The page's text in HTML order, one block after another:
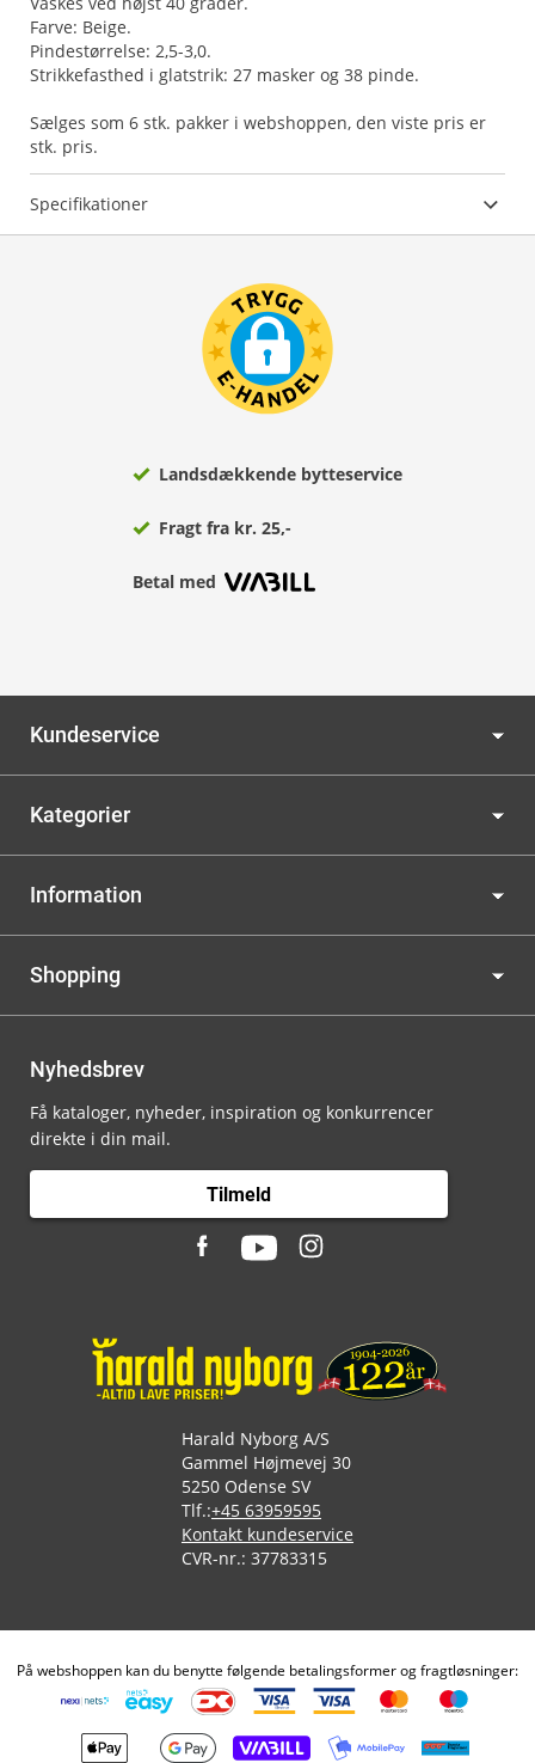
Farve: Beige.
Pindestørrelse: 2,5-3,0.
Strikkefasthed i glatstrik: 27 masker og 38 pinde.
Sælges som 6 stk. pakker i webshoppen, den viste pris er
stk. pris.
Specifikationer
Landsdækkende bytteservice
Fragt fra kr. 25,-
Betal med
Kundeservice
Kategorier
Information
Shopping
Nyhedsbrev
Få kataloger, nyheder, inspiration og konkurrencer
direkte i din mail.
Tilmeld
Harald Nyborg A/S
Gammel Højmevej 30
5250 Odense SV
Tlf.:+45 63959595
Kontakt kundeservice
CVR-nr.: 37783315
På webshoppen kan du benytte følgende betalingsformer og fragtløsninger: